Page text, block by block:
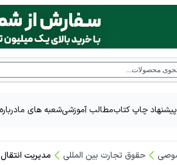
پیشنهاد چاپ کتابمطالب آموزشیشعبه های ما
حقوق تجارت بین المللی مدیریت